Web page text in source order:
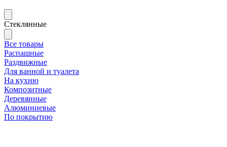
Стеклянные
Все товары
Распашные
Раздвижные
Для ванной и туалета
На кухню
Композитные
Деревянные
Алюминиевые
По покрытию